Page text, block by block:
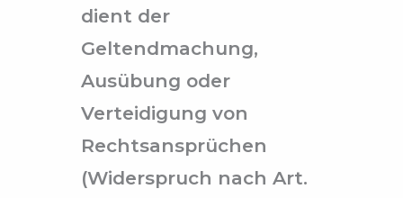
dient der
Geltendmachung,
Ausübung oder
Verteidigung von
Rechtsansprüchen
(Widerspruch nach Art.